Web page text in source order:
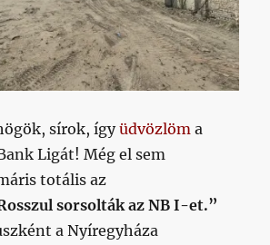
sírok, ígyüdvözlöm a
Ligát! Még el sem
totális az
sorsolták az NB I-et.”
a Nyíregyháza